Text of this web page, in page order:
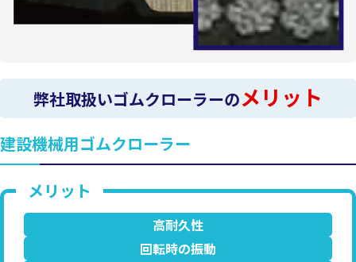
弊社取扱いゴムクローラーのメリット
建設機械用ゴムクローラー
高耐久性
回転時の振動